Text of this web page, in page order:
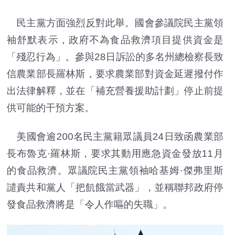
民主黨方面強烈反對此舉。國會參議院民主黨領
袖舒默表示，政府不為食品救濟項目提供資金是
「殘忍行為」。參與28日訴訟的多名州總檢察長致
信農業部長羅林斯，要求農業部對資金延遲撥付作
出法律解釋，並在「補充營養援助計劃」停止前提
供可能的干預方案。
美國會逾200名民主黨籍眾議員24日致函農業部
長布魯克·羅林斯，要求其動用應急資金發放11月
的食品救濟。眾議院民主黨領袖哈基姆·傑弗里斯
譴責共和黨人「把飢餓當武器」，並稱聯邦政府停
發食品救濟將是「令人作嘔的失職」。